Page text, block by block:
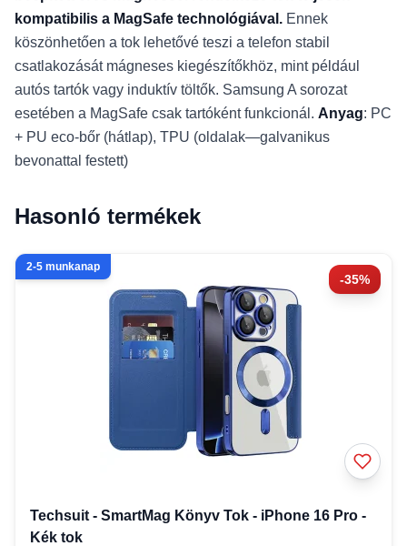
kompatibilis a MagSafe technológiával. Ennek
köszönhetően a tok lehetővé teszi a telefon stabil
csatlakozását mágneses kiegészítőkhöz, mint például
autós tartók vagy induktív töltők. Samsung A sorozat
esetében a MagSafe csak tartóként funkcionál. Anyag: PC
+ PU eco-bőr (hátlap), TPU (oldalak—galvanikus
bevonattal festett)
Hasonló termékek
-35%
2-5 munkanap
Techsuit - SmartMag Könyv Tok - iPhone 16 Pro -
Kék tok